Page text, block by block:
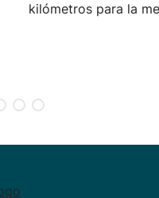
kilómetros para la